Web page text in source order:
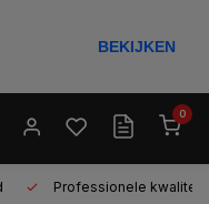
0
Professionele kwaliteit
BEKIJKEN